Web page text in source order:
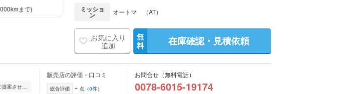
まで) ミッショ
ン オートマ （AT）
お気に入り
追加
無
料
在庫確認・見積依頼
全国的に店舗を展開しており、 豊富な在庫の中からお客様にぴったりの1台をご提案させていただきます。 国産車から輸入車まで幅広く取り扱っており、 登録済未使用車や...
販売店の評価・口コミ
総合評価 - 点（0件）
お問合せ（無料電話）
0078-6015-19174